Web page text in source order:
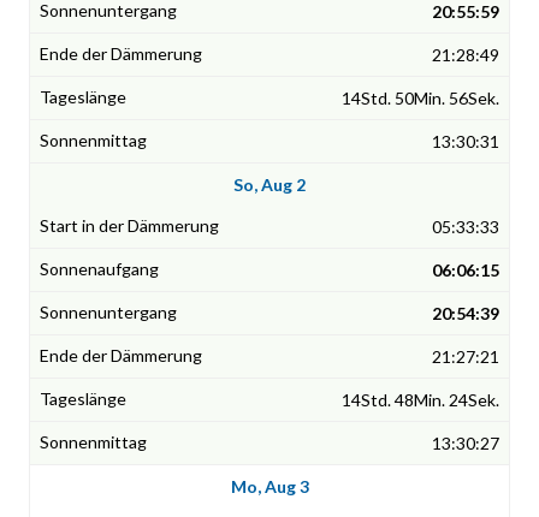
20:55:59
21:28:49
14Std. 50Min. 56Sek.
13:30:31
So, Aug 2
05:33:33
06:06:15
20:54:39
21:27:21
14Std. 48Min. 24Sek.
13:30:27
Mo, Aug 3